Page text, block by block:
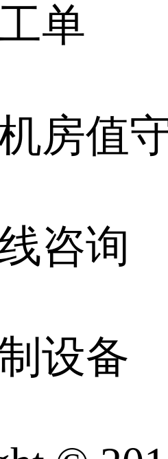
单
房值
咨询
设备